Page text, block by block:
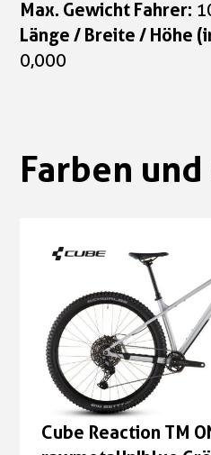
Max. Gewicht Fahrer:
Länge / Breite / Höhe
0,000
Farben
Cube Reaction TM